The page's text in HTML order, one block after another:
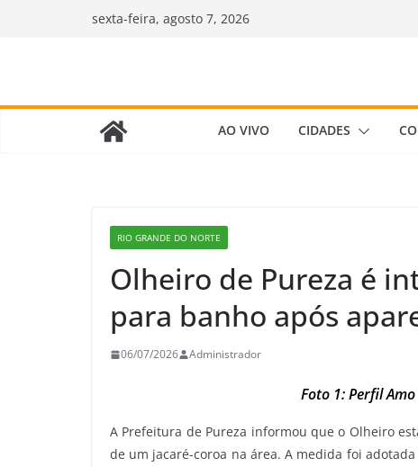
sexta-feira, agosto 7, 2026
AO VIVO CIDADES
RIO GRANDE DO NORTE
Olheiro de Pureza é
para banho após
06/07/2026 Administrador
Foto 1: Perfil
A Prefeitura de Pureza informou que o Olheiro
de um jacaré-coroa na área. A medida foi